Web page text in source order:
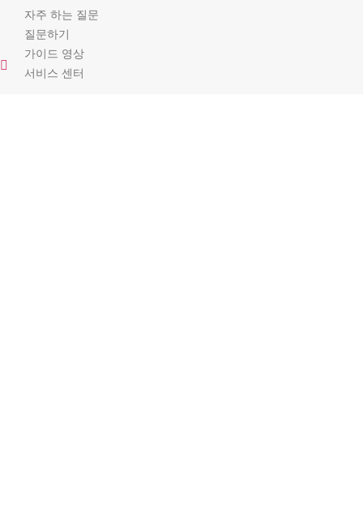
자주 하는 질문
질문하기
가이드 영상
서비스 센터